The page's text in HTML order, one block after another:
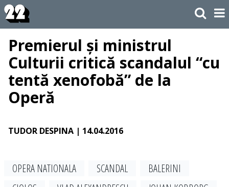
Premierul și ministrul
Culturii critică scandalul “cu
tentă xenofobă” de la
Operă
TUDOR DESPINA | 14.04.2016
OPERA NATIONALA SCANDAL
BALERINI